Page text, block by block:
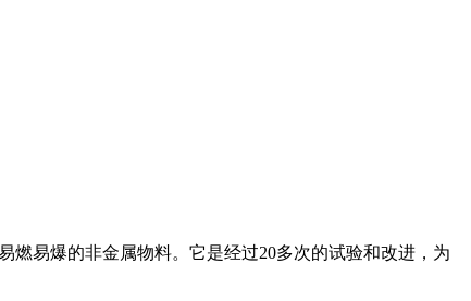
燃易爆的非金属物料。它是经过20多次的试验和改进，为